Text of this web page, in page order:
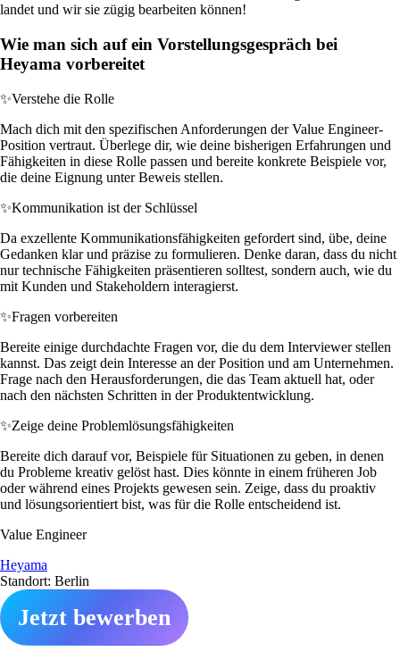
landet und wir sie zügig bearbeiten können!
Wie man sich auf ein Vorstellungsgespräch bei
Heyama vorbereitet
✨Verstehe die Rolle
Mach dich mit den spezifischen Anforderungen der Value Engineer-
Position vertraut. Überlege dir, wie deine bisherigen Erfahrungen und
Fähigkeiten in diese Rolle passen und bereite konkrete Beispiele vor,
die deine Eignung unter Beweis stellen.
✨Kommunikation ist der Schlüssel
Da exzellente Kommunikationsfähigkeiten gefordert sind, übe, deine
Gedanken klar und präzise zu formulieren. Denke daran, dass du nicht
nur technische Fähigkeiten präsentieren solltest, sondern auch, wie du
mit Kunden und Stakeholdern interagierst.
✨Fragen vorbereiten
Bereite einige durchdachte Fragen vor, die du dem Interviewer stellen
kannst. Das zeigt dein Interesse an der Position und am Unternehmen.
Frage nach den Herausforderungen, die das Team aktuell hat, oder
nach den nächsten Schritten in der Produktentwicklung.
✨Zeige deine Problemlösungsfähigkeiten
Bereite dich darauf vor, Beispiele für Situationen zu geben, in denen
du Probleme kreativ gelöst hast. Dies könnte in einem früheren Job
oder während eines Projekts gewesen sein. Zeige, dass du proaktiv
und lösungsorientiert bist, was für die Rolle entscheidend ist.
Value Engineer
Heyama
Standort: Berlin
Jetzt bewerben